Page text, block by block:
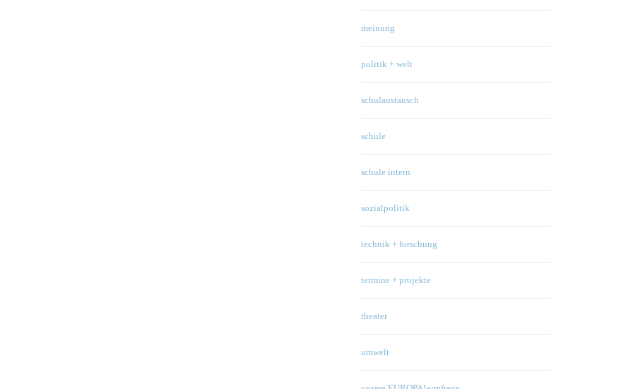
meinung
politik + welt
schulaustausch
schule
schule intern
sozialpolitik
technik + forschung
termine + projekte
theater
umwelt